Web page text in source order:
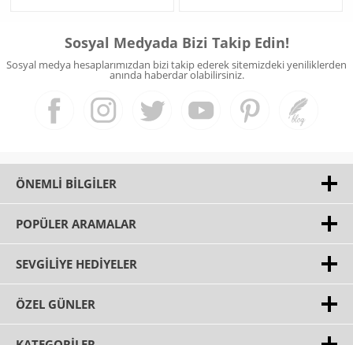
Sosyal Medyada Bizi Takip Edin!
Sosyal medya hesaplarımızdan bizi takip ederek sitemizdeki yeniliklerden
anında haberdar olabilirsiniz.
ÖNEMLI BILGILER
POPÜLER ARAMALAR
SEVGILIYE HEDIYELER
ÖZEL GÜNLER